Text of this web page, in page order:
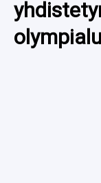
YLEISURHEILU
WILMA
TALVILAJIT